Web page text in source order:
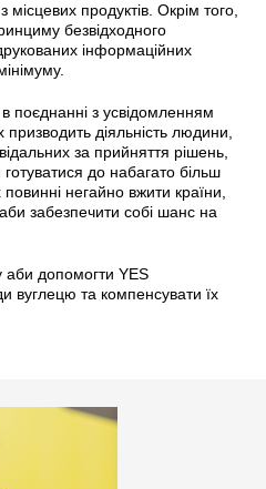
місцевих продуктів. Окрім того,
безвідходного
інформаційних
поєднанні з усвідомленням
призводить діяльність людини,
за прийняття рішень,
готуватися до набагато більш
негайно вжити країни,
забезпечити собі шанс на
аби допомогти YES
вуглецю та компенсувати їх